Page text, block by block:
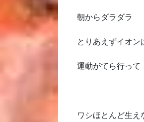
朝からダラダラ
とりあえずイオン
運動がてら行っ
ワシほとんど生え